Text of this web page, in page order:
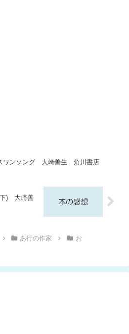
ワンソング 大崎善生 角川書店
下) 大崎善
あ行の作家 お